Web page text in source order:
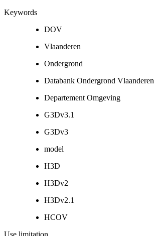
Keywords
DOV
Vlaanderen
Ondergrond
Databank Ondergrond Vlaanderen
Departement Omgeving
G3Dv3.1
G3Dv3
model
H3D
H3Dv2
H3Dv2.1
HCOV
Use limitation